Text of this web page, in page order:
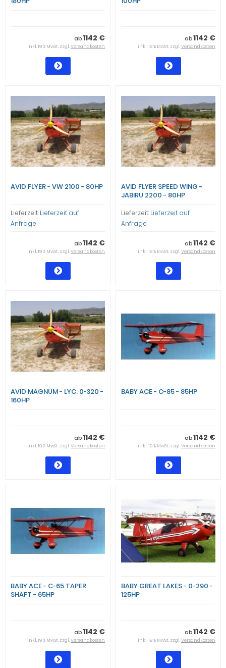
ab1142 €
inkl. 19 % MwSt. zzgl.Versandkosten
ab1142 €
inkl. 19 % MwSt. zzgl.Versandkosten
AVID FLYER - VW 2100 - 80HP
Lieferzeit: Lieferzeit auf
Anfrage
ab1142 €
inkl. 19 % MwSt. zzgl.Versandkosten
AVID FLYER SPEED WING -
JABIRU 2200 - 80HP
Lieferzeit: Lieferzeit auf
Anfrage
ab1142 €
inkl. 19 % MwSt. zzgl.Versandkosten
AVID MAGNUM - LYC. 0-320 -
160HP
ab1142 €
inkl. 19 % MwSt. zzgl.Versandkosten
BABY ACE - C-85 - 85HP
ab1142 €
inkl. 19 % MwSt. zzgl.Versandkosten
BABY ACE - C-65 TAPER
SHAFT - 65HP
ab1142 €
inkl. 19 % MwSt. zzgl.Versandkosten
BABY GREAT LAKES - 0-290 -
125HP
ab1142 €
inkl. 19 % MwSt. zzgl.Versandkosten